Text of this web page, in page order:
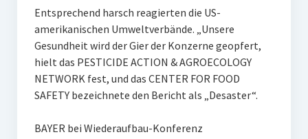
Entsprechend harsch reagierten die US-
amerikanischen Umweltverbände. „Unsere
Gesundheit wird der Gier der Konzerne geopfert,
hielt das PESTICIDE ACTION & AGROECOLOGY
NETWORK fest, und das CENTER FOR FOOD
SAFETY bezeichnete den Bericht als „Desaster“.
BAYER bei Wiederaufbau-Konferenz